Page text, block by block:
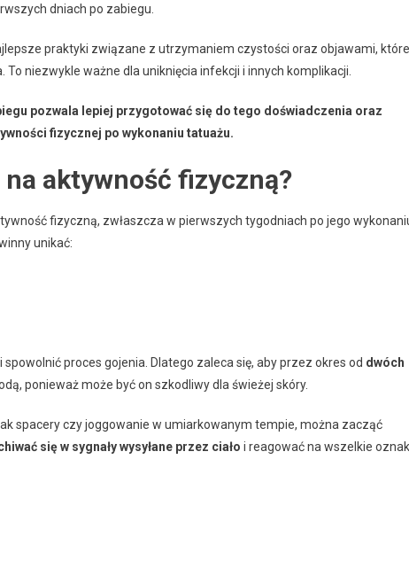
dniach po zabiegu.
praktyki związane z utrzymaniem czystości oraz objawami, które
niezwykle ważne dla uniknięcia infekcji i innych komplikacji.
pozwala lepiej przygotować się do tego doświadczenia oraz
fizycznej po wykonaniu tatuażu.
aktywność fizyczną?
fizyczną, zwłaszcza w pierwszych tygodniach po jego
unikać:
proces gojenia. Dlatego zaleca się, aby przez okres od dwóch
ponieważ może być on szkodliwy dla świeżej skóry.
spacery czy joggowanie w umiarkowanym tempie, można zacząć
się w sygnały wysyłane przez ciało i reagować na wszelkie